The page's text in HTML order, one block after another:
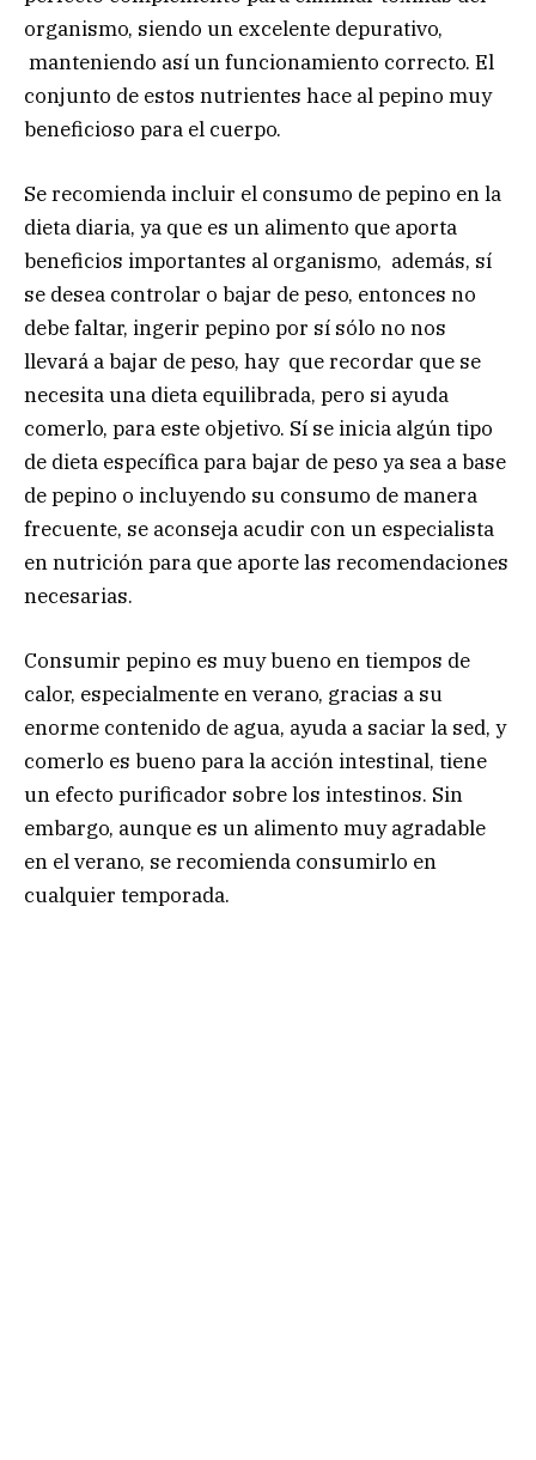
organismo, siendo un excelente depurativo,
manteniendo así un funcionamiento correcto. El
conjunto de estos nutrientes hace al pepino muy
beneficioso para el cuerpo.
Se recomienda incluir el consumo de pepino en la
dieta diaria, ya que es un alimento que aporta
beneficios importantes al organismo, además, sí
se desea controlar o bajar de peso, entonces no
debe faltar, ingerir pepino por sí sólo no nos
llevará a bajar de peso, hay que recordar que se
necesita una dieta equilibrada, pero si ayuda
comerlo, para este objetivo. Sí se inicia algún tipo
de dieta específica para bajar de peso ya sea a base
de pepino o incluyendo su consumo de manera
frecuente, se aconseja acudir con un especialista
en nutrición para que aporte las recomendaciones
necesarias.
Consumir pepino es muy bueno en tiempos de
calor, especialmente en verano, gracias a su
enorme contenido de agua, ayuda a saciar la sed, y
comerlo es bueno para la acción intestinal, tiene
un efecto purificador sobre los intestinos. Sin
embargo, aunque es un alimento muy agradable
en el verano, se recomienda consumirlo en
cualquier temporada.